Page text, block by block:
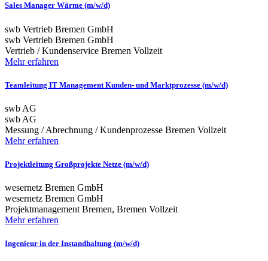
Sales Manager Wärme (m/w/d)
swb Vertrieb Bremen GmbH
swb Vertrieb Bremen GmbH
Vertrieb / Kundenservice Bremen Vollzeit
Mehr erfahren
Teamleitung IT Management Kunden- und Marktprozesse (m/w/d)
swb AG
swb AG
Messung / Abrechnung / Kundenprozesse Bremen Vollzeit
Mehr erfahren
Projektleitung Großprojekte Netze (m/w/d)
wesernetz Bremen GmbH
wesernetz Bremen GmbH
Projektmanagement Bremen, Bremen Vollzeit
Mehr erfahren
Ingenieur in der Instandhaltung (m/w/d)